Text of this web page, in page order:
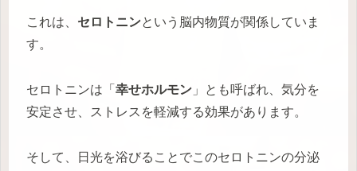
これは、 セロトニンという脳内物質が関係していま
す。
セロトニンは「 幸せホルモン 」とも呼ばれ、気分を
安定させ、ストレスを軽減する効果があります。
そして、日光を浴びることでこのセロトニンの分泌